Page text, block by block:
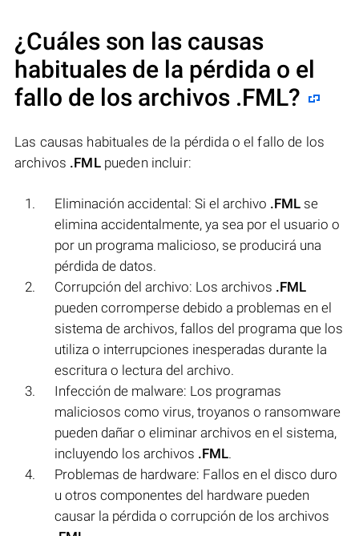
¿Cuáles son las causas
habituales de la pérdida o el
fallo de los archivos .FML?
Las causas habituales de la pérdida o el fallo de los
archivos .FMLpueden incluir:
Eliminación accidental: Si el archivo .FML se
elimina accidentalmente, ya sea por el usuario o
por un programa malicioso, se producirá una
pérdida de datos.
Corrupción del archivo: Los archivos .FML
pueden corromperse debido a problemas en el
sistema de archivos, fallos del programa que los
utiliza o interrupciones inesperadas durante la
escritura o lectura del archivo.
Infección de malware: Los programas
maliciosos como virus, troyanos o ransomware
pueden dañar o eliminar archivos en el sistema,
incluyendo los archivos .FML.
Problemas de hardware: Fallos en el disco duro
u otros componentes del hardware pueden
causar la pérdida o corrupción de los archivos